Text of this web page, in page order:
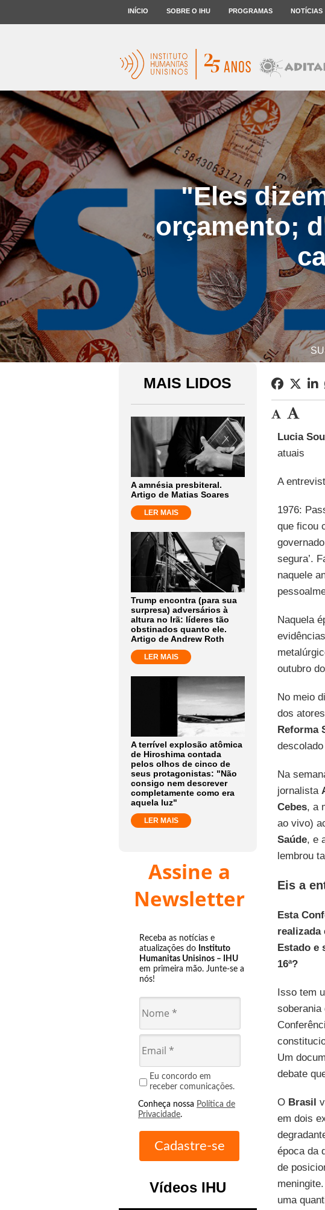
INÍCIO SOBRE O IHU PROGRAMAS NOTÍCIAS
"Eles
orçamento;
MAIS LIDOS
A amnésia presbiteral.
Artigo de Matias Soares
LER MAIS
Trump encontra (para sua
surpresa) adversários à
altura no Irã: líderes tão
obstinados quanto ele.
Artigo de Andrew Roth
LER MAIS
A terrível explosão atômica
de Hiroshima contada
pelos olhos de cinco de
seus protagonistas: "Não
consigo nem descrever
completamente como era
aquela luz"
LER MAIS
Assine a
Newsletter
Receba as notícias e
atualizações do Instituto
Humanitas Unisinos – IHU
em primeira mão. Junte-se a
nós!
Eu concordo em
receber comunicações.
Conheça nossa Política de
Privacidade.
Vídeos IHU
Lucia
atuais
A
1976:
que ficou
segura’.
naquele
Naquela
outubro
No meio
dos
Reforma
Na
jornalista
Cebes, a
ao vivo)
Saúde, e
lembrou
Eis a
Esta
realizada
Estado e
16ª?
Isso tem
Um
debate
O Brasil
em dois
época da
de
uma